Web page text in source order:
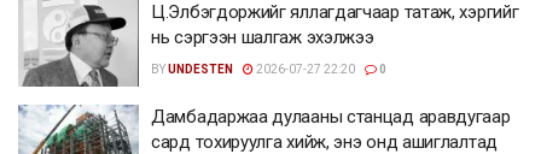
Ц.Элбэгдоржийг яллагдагчаар татаж, хэргийг
нь сэргээн шалгаж эхэлжээ
BYUNDESTEN 2026-07-27 22:20 0
Дамбадаржаа дулааны станцад аравдугаар
сард тохируулга хийж, энэ онд ашиглалтад